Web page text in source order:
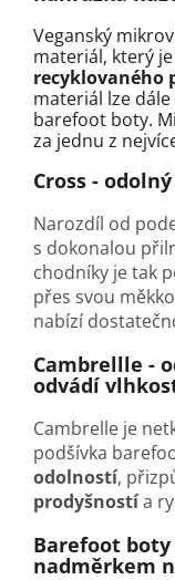
Veganský
materiál, který je
recyklovaného
materiál lze
barefoot boty.
za jednu z
Cross -
Narozdíl od
s dokonalou
chodníky je tak
přes svou
nabízí
Cambrellle -
odvádí
Cambrelle je
podšívka
odolností,
prodyšnostía
Barefoot boty
nadměrkem